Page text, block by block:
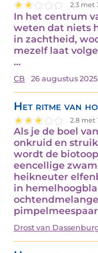
2.3 met
In het centrum
weten dat niets
in zachtheid,
mezelf laat
…
CB 26 augustus 2025
Het ritme van
2.8 met
Als je de boel
onkruid en
wordt de
eencellige
heikneuter
in
Drost van